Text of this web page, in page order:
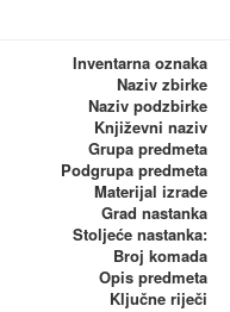
Inventarna oznaka
Naziv zbirke
Naziv podzbirke
Književni naziv
Grupa predmeta
Podgrupa predmeta
Materijal izrade
Grad nastanka
Stoljeće nastanka:
Broj komada
Opis predmeta
Ključne riječi